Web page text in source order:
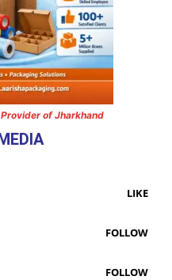
of Jharkhand
LIKE
FOLLOW
FOLLOW